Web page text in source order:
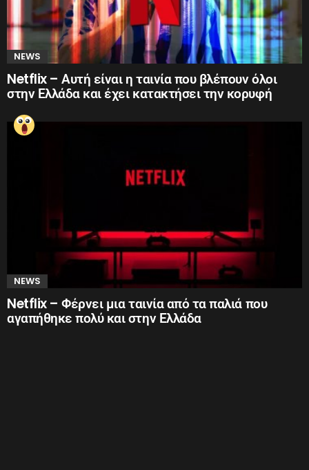
NEWS
Netflix – Αυτή είναι η ταινία που βλέπουν όλοι
στην Ελλάδα και έχει κατακτήσει την κορυφή
NEWS
Netflix – Φέρνει μια ταινία από τα παλιά που
αγαπήθηκε πολύ και στην Ελλάδα